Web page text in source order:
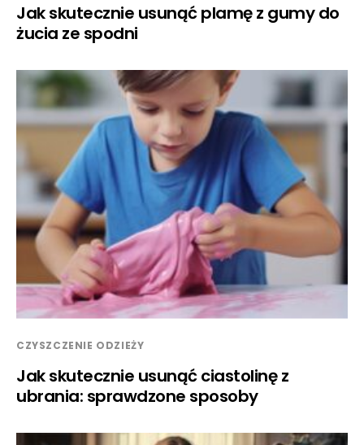
Jak skutecznie usunąć plamę z gumy do
żucia ze spodni
CZYSZCZENIE ODZIEŻY
Jak skutecznie usunąć ciastolinę z
ubrania: sprawdzone sposoby